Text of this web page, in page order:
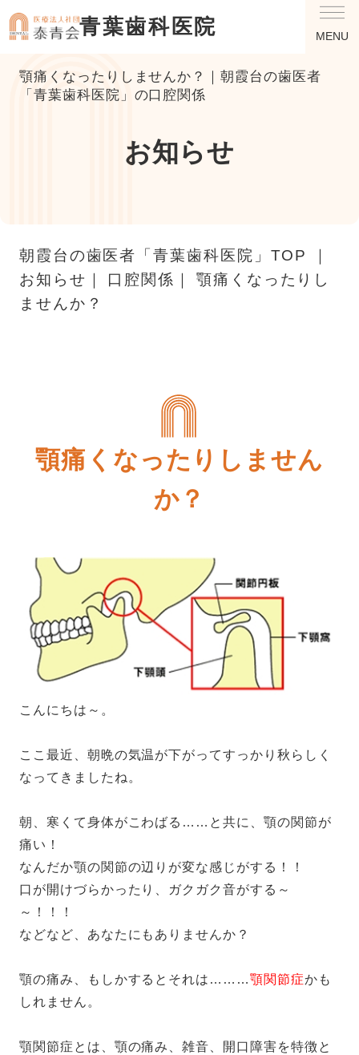
顎痛くなったりしませんか？｜朝霞台の歯医者
「青葉歯科医院」の口腔関係
お知らせ
朝霞台の歯医者「青葉歯科医院」TOP
お知らせ
口腔関係
顎痛くなったりし
ませんか？
顎痛くなったりしません
か？
こんにちは～。
ここ最近、朝晩の気温が下がってすっかり秋らしく
なってきましたね。
朝、寒くて身体がこわばる……と共に、顎の関節が
痛い！
なんだか顎の関節の辺りが変な感じがする！！
口が開けづらかったり、ガクガク音がする～
～！！！
などなど、あなたにもありませんか？
顎の痛み、もしかするとそれは………顎関節症かも
しれません。
顎関節症とは、顎の痛み、雑音、開口障害を特徴と
青葉歯科医院 MENU